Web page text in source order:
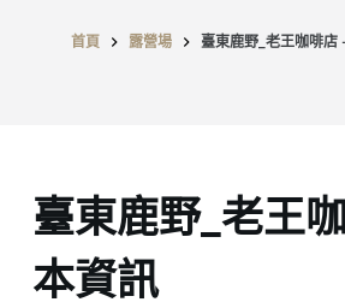
首頁 露營場 臺東鹿野_老王咖啡店
臺東鹿野_老王
本資訊